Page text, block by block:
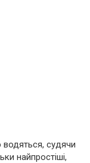
водяться, судячи
найпростіші,